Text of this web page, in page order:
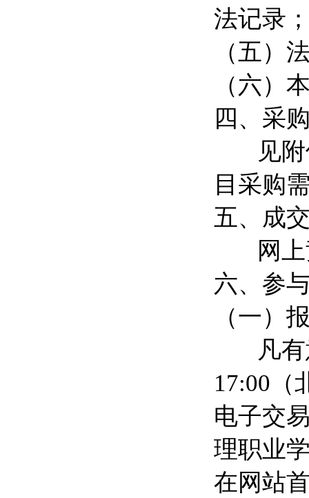
法记录
（五）
（六）
四、采
见附
目采购
五、成
网上
六、参
（一）
凡有
17:00（
电子交
理职业
在网站